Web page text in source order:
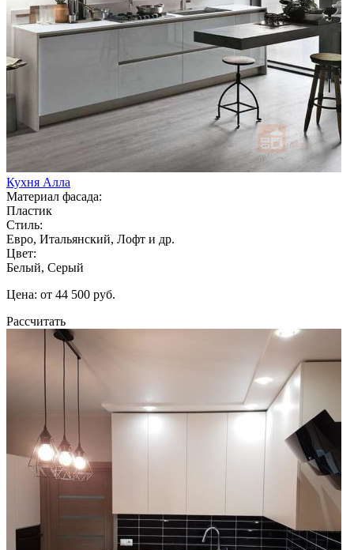
Кухня Алла
Материал фасада:
Пластик
Стиль:
Евро, Итальянский, Лофт и др.
Цвет:
Белый, Серый
Цена: от 44 500 руб.
Рассчитать